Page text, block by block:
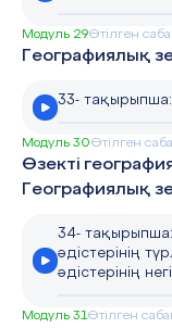
Модуль 29Өтілген
Географиялық
33- тақырыпша:
Модуль 30Өтілген
Өзекті
Географиялық
34- тақырыпша:
әдістерінің
әдістерінің
Модуль 31Өтілген